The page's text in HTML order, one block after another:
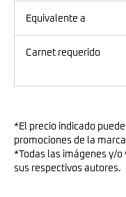
Equivalente a
Carnet requerido
*El precio indicado
promociones de la
*Todas las imágenes y/o
sus respectivos autores.